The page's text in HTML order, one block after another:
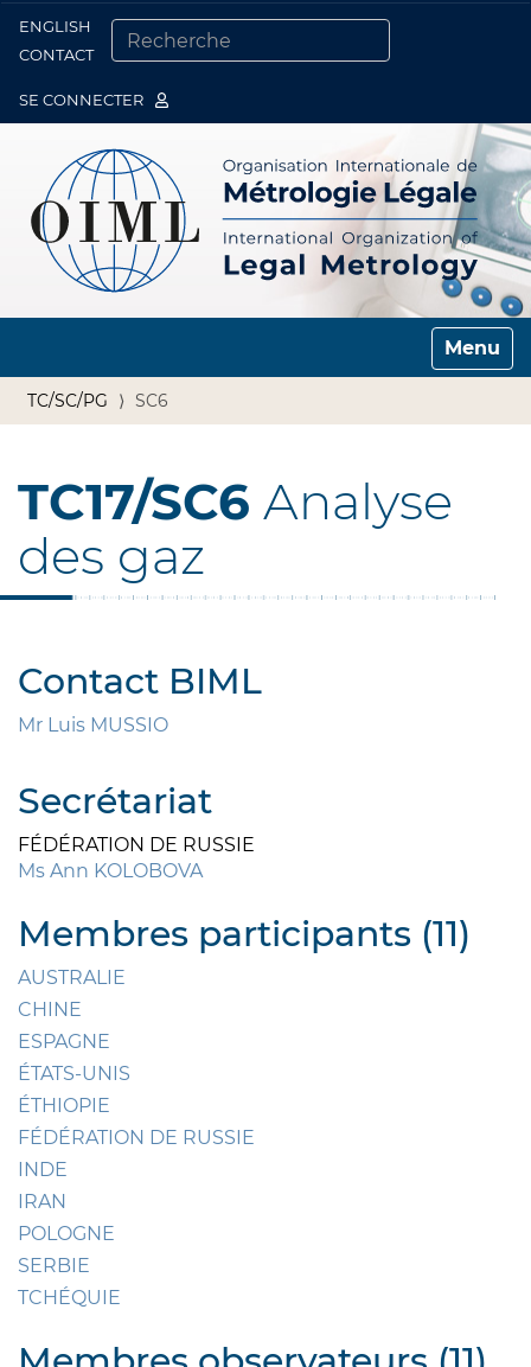
ENGLISH
CONTACT
SE CONNECTER
Toggle
TC/SC/PG SC6
TC17/SC6 Analyse
des gaz
Contact BIML
Mr Luis MUSSIO
Secrétariat
FÉDÉRATION DE RUSSIE
Ms Ann KOLOBOVA
Membres participants (11)
AUSTRALIE
CHINE
ESPAGNE
ÉTATS-UNIS
ÉTHIOPIE
FÉDÉRATION DE RUSSIE
INDE
IRAN
POLOGNE
SERBIE
TCHÉQUIE